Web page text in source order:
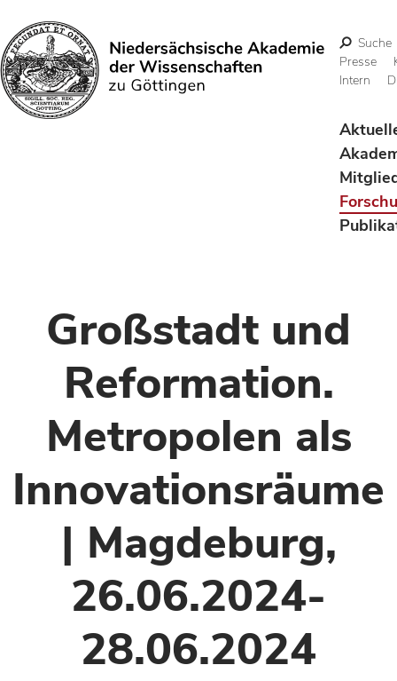
Suchen
Suche
Presse
Intern
Großstadt und
Reformation.
Metropolen als
Innovationsräume
| Magdeburg,
26.06.2024-
28.06.2024